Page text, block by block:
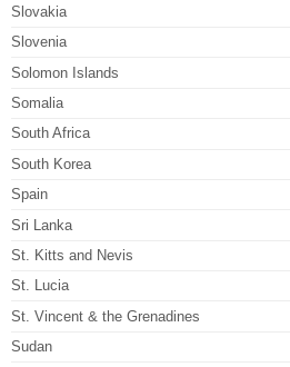
Slovakia
Slovenia
Solomon Islands
Somalia
South Africa
South Korea
Spain
Sri Lanka
St. Kitts and Nevis
St. Lucia
St. Vincent & the Grenadines
Sudan